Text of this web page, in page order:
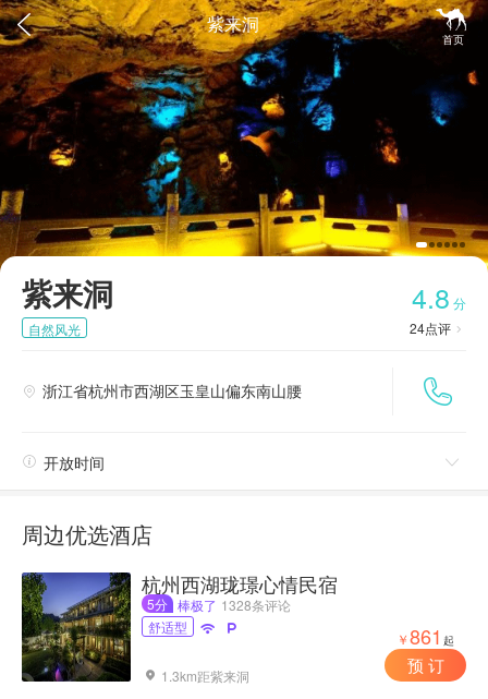
 
首页
紫来洞
紫来洞 4.8 分
24点评 
自然风光

 浙江省杭州市西湖区玉皇山偏东南山腰
 开放时间 
周边优选酒店
杭州西湖珑璟心情民宿
5分 棒极了 1328条评论
舒适型
 
 1.3km距紫来洞
￥861起
预 订